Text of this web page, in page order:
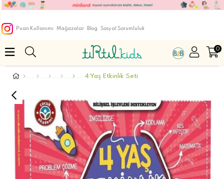
Puan Kullanımı Mağazalar Blog Sosyal Sorumluluk
0
4 Yaş Etkinlik Seti